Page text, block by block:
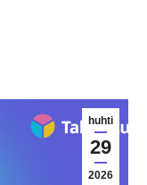
huhti
29
2026